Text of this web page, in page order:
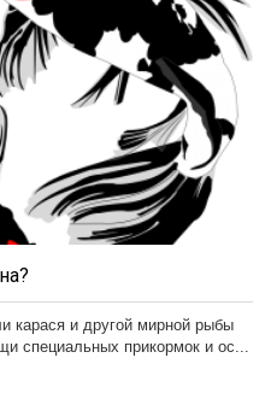
карася и другой мирной рыбы
специальных прикормок и ос...